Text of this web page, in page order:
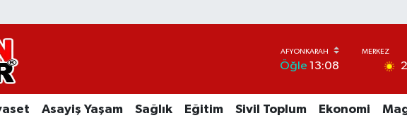
Öğle 13:08
Asayiş Yaşam Sağlık Eğitim Sivil Toplum Ekonomi